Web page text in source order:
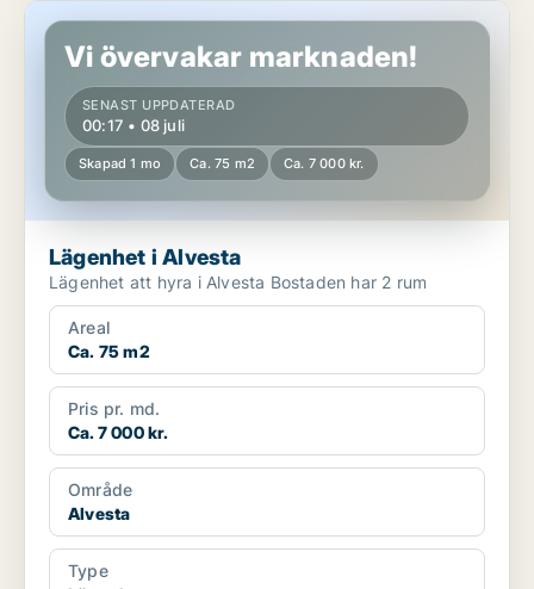
Lägenhet i Alvesta
Vi övervakar marknaden!
SENAST UPPDATERAD
00:17 • 08 juli
Skapad 1 mo Ca. 75 m2 Ca. 7 000 kr.
Lägenhet i Alvesta
Lägenhet att hyra i Alvesta Bostaden har 2 rum
Areal
Ca. 75 m2
Pris pr. md.
Ca. 7 000 kr.
Område
Alvesta
Type